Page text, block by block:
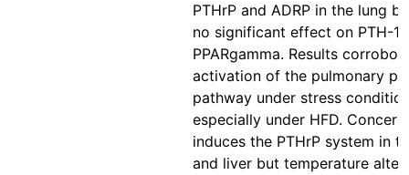
PTHrP and ADRP in the lung
no significant effect on PTH-
PPARgamma. Results
activation of the pulmonary
pathway under stress
especially under HFD.
induces the PTHrP system in
and liver but temperature